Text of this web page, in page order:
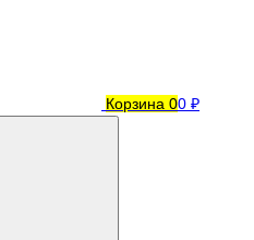
Корзина 00 ₽